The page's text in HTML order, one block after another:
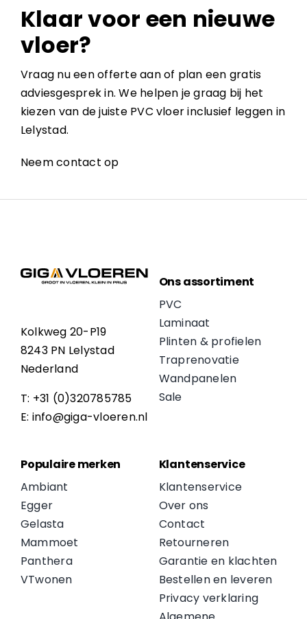
Klaar voor een nieuwe
vloer?
Vraag nu een offerte aan of plan een gratis
adviesgesprek in. We helpen je graag bij het
kiezen van de juiste PVC vloer inclusief leggen in
Lelystad.
Neem contact op
Kolkweg 20-P19
8243 PN Lelystad
Nederland
T: +31 (0)320785785
E: info@giga-vloeren.nl
Ons assortiment
PVC
Laminaat
Plinten & profielen
Traprenovatie
Wandpanelen
Sale
Populaire merken
Ambiant
Egger
Gelasta
Mammoet
Panthera
VTwonen
Klantenservice
Klantenservice
Over ons
Contact
Retourneren
Garantie en klachten
Bestellen en leveren
Privacy verklaring